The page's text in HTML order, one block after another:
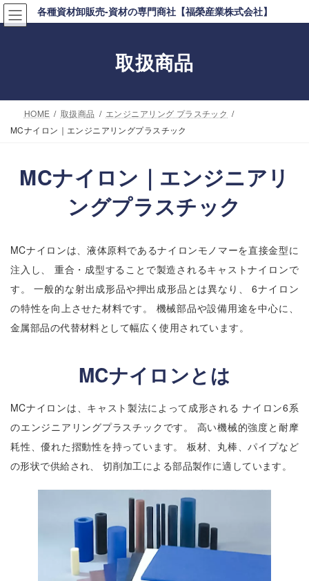
コ
ン
ナ
ビ
各種資材卸販売-資材の専門商社【福榮産業株式会社】
取扱商品
HOME 取扱商品
エンジニアリング プラスチック
MCナイロン｜エンジニアリングプラスチック
MCナイロン｜エンジニアリ
ングプラスチック
MCナイロンは、液体原料であるナイロンモノマーを直接金型に
注入し、 重合・成型することで製造されるキャストナイロンで
す。 一般的な射出成形品や押出成形品とは異なり、 6ナイロン
の特性を向上させた材料です。 機械部品や設備用途を中心に、
金属部品の代替材料として幅広く使用されています。
MCナイロンとは
MCナイロンは、キャスト製法によって成形される ナイロン6系
のエンジニアリングプラスチックです。 高い機械的強度と耐摩
耗性、優れた摺動性を持っています。 板材、丸棒、パイプなど
の形状で供給され、 切削加工による部品製作に適しています。